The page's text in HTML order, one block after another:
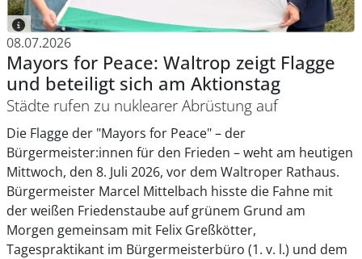
08.07.2026
Mayors for Peace: Waltrop zeigt Flagge
und beteiligt sich am Aktionstag
Städte rufen zu nuklearer Abrüstung auf
Die Flagge der "Mayors for Peace" – der
Bürgermeister:innen für den Frieden – weht am heutigen
Mittwoch, den 8. Juli 2026, vor dem Waltroper Rathaus.
Bürgermeister Marcel Mittelbach hisste die Fahne mit
der weißen Friedenstaube auf grünem Grund am
Morgen gemeinsam mit Felix Greßkötter,
Tagespraktikant im Bürgermeisterbüro (1. v. l.) und dem